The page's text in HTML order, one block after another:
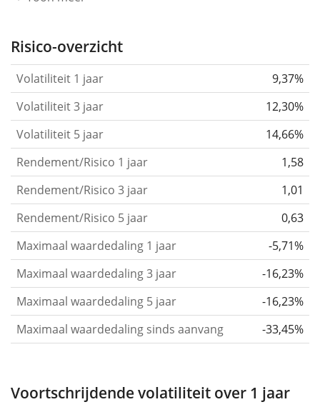
the past.
Assets with higher volatility are generally
based on the data for the past 1, 3 and 5 years so
that you can see if price fluctuations for the ETF
became stronger or weaker over time.
Return per riskfor 1, 3 and 5 year periods. This is
the annualised (i.e. converted to a one year period)
past return divided by the past annualised volatility.
The metric puts the historical return of an asset
in relation to its historical riskand gives you a
retrospective indication of the degree of price
fluctuation you had to bear with in order to obtain
the return. We calculate this parameter for 1, 3 and
5 year periods to display its evolution over time.
Maximum drawdownfor a period.This shows the
buying and subsequently selling the asset at the
Risico-overzicht
Volatiliteit 1 jaar
9,37%
Volatiliteit 3 jaar
12,30%
Volatiliteit 5 jaar
14,66%
Rendement/Risico 1 jaar
1,58
Rendement/Risico 3 jaar
1,01
Rendement/Risico 5 jaar
0,63
Maximaal waardedaling 1 jaar
-5,71%
Maximaal waardedaling 3 jaar
-16,23%
Maximaal waardedaling 5 jaar
-16,23%
Maximaal waardedaling sinds aanvang
-33,45%
Voortschrijdende volatiliteit over 1 jaar